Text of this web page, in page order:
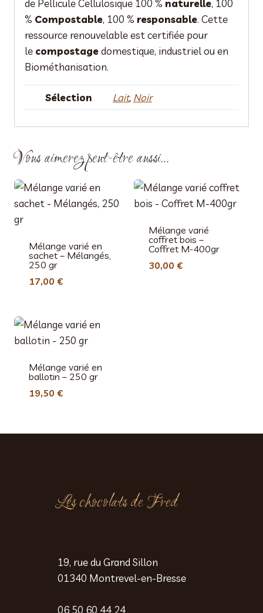
de Pellicule Cellulosique 100 % naturelle, 100
% Compostable, 100 % responsable. Cette
ressource renouvelable est certifiée pour
le compostagedomestique, industriel ou en
Biométhanisation.
Sélection Lait, Noir
Vous aimerez peut-être aussi…
Mélange varié en
sachet – Mélangés,
250 gr
17,00 €
Mélange varié
coffret bois –
Coffret M-400gr
30,00 €
Mélange varié en
ballotin – 250 gr
19,50 €
Les chocolats de Fred
19, rue du Grand Sillon
01340 Montrevel-en-Bresse
06 50 60 44 24